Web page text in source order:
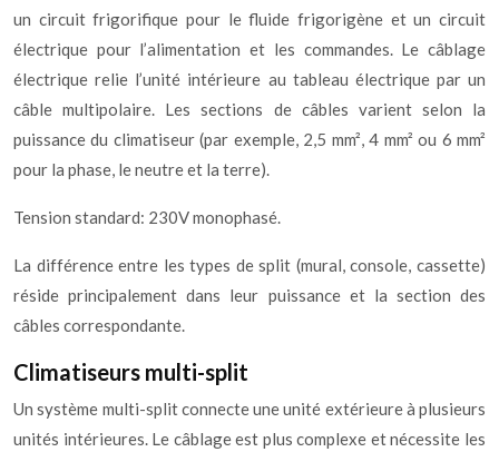
un circuit frigorifique pour le fluide frigorigène et un circuit
électrique pour l’alimentation et les commandes. Le câblage
électrique relie l’unité intérieure au tableau électrique par un
câble multipolaire. Les sections de câbles varient selon la
puissance du climatiseur (par exemple, 2,5 mm², 4 mm² ou 6 mm²
pour la phase, le neutre et la terre).
Tension standard: 230V monophasé.
La différence entre les types de split (mural, console, cassette)
réside principalement dans leur puissance et la section des
câbles correspondante.
Climatiseurs multi-split
Un système multi-split connecte une unité extérieure à plusieurs
unités intérieures. Le câblage est plus complexe et nécessite les